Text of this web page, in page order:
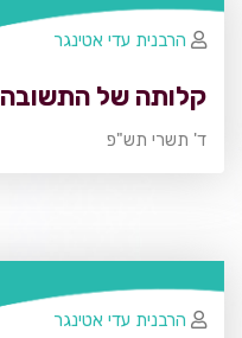
קלותה של התשובה
ד' תשרי תש"פ
הרבנית עדי אטינגר
הרבנית עדי אטינגר